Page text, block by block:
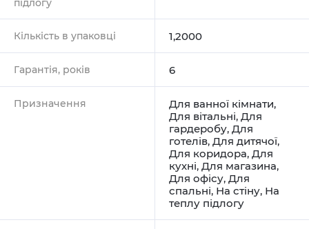
Кількість в упаковці 1,2000
Гарантія, років 6
Призначення Для ванної кімнати,
Для вітальні, Для
гардеробу, Для
готелів, Для дитячої,
Для коридора, Для
кухні, Для магазина,
Для офісу, Для
спальні, На стіну, На
теплу підлогу